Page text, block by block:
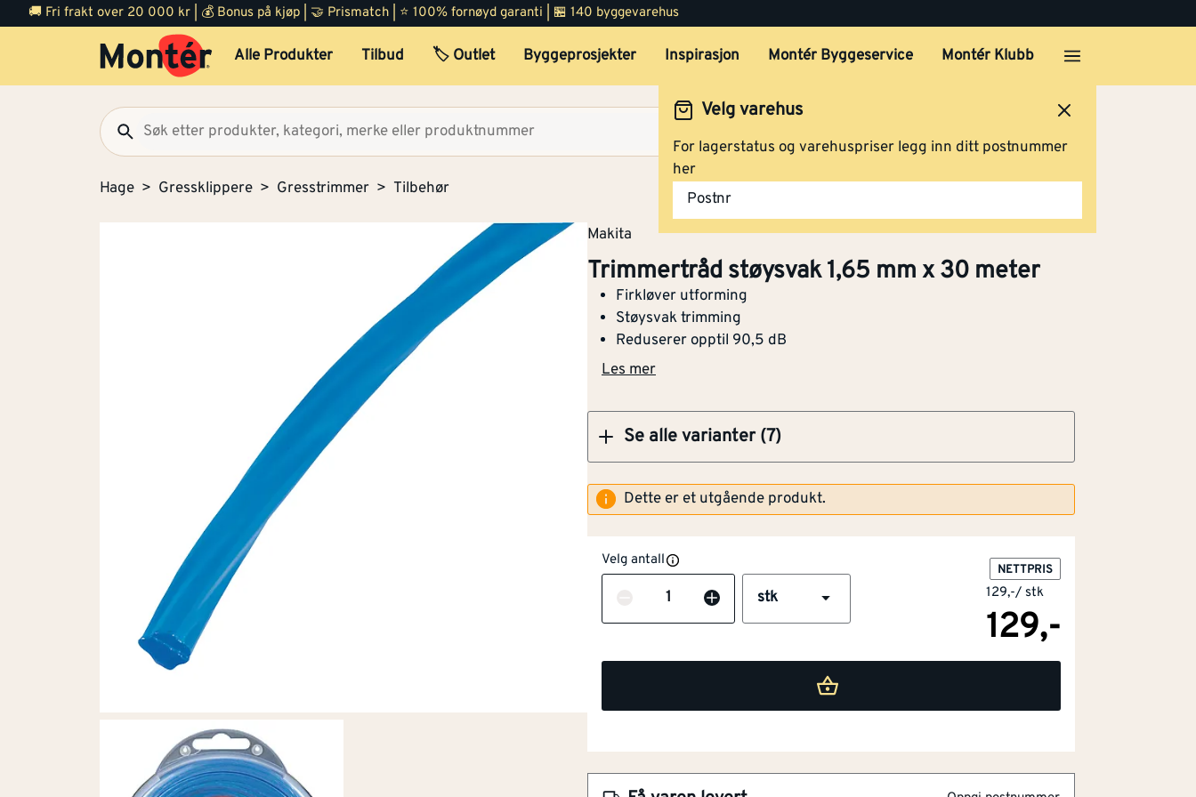
🚚 Fri frakt over 20 000 kr | 💰 Bonus på kjøp | 🤝 Prismatch | ⭐ 100% fornøyd garanti | 🏪 140 byggevarehus
Alle Produkter Tilbud 🏷️ Outlet Byggeprosjekter Inspirasjon Montér Byggeservice Montér Klubb
Velg varehus
For lagerstatus og varehuspriser legg inn ditt postnummer
her
Postnr
Hage Gressklippere Gresstrimmer Tilbehør
Makita
Trimmertråd støysvak 1,65 mm x 30 meter
Firkløver utforming
Støysvak trimming
Reduserer opptil 90,5 dB
Les mer
Se alle varianter (7)
Trimmertråd støysvak 2,0 mm x 30
meter
Trimmertråd støysvak 2,4 mm
x 15 meter
Klikk og hent
Trimmertråd støysvak 2,7 mm x
15 meter
Dette er et utgående produkt.
Velg antall
Antall stk
NETTPRIS
129,-/ stk
129,-
56850076